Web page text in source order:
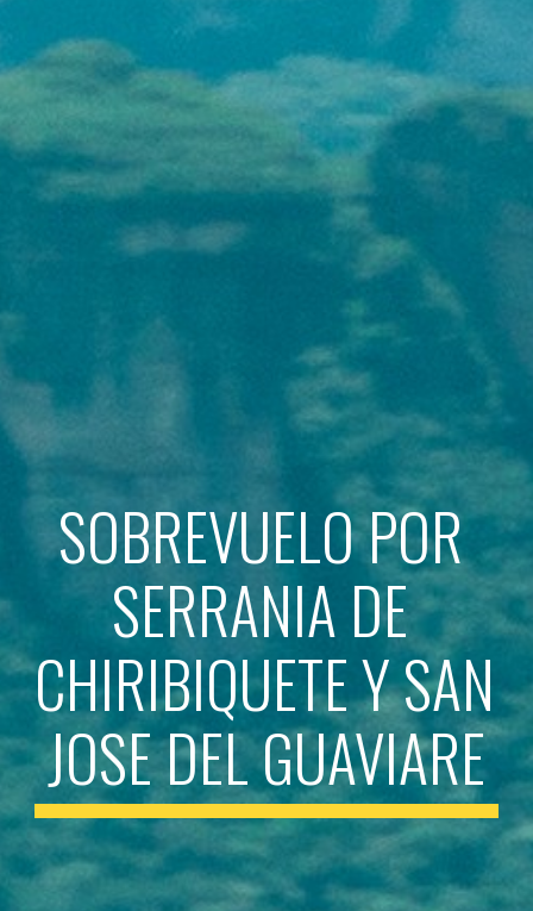
SOBREVUELO POR
SERRANIA DE
CHIRIBIQUETE Y SAN
JOSE DEL GUAVIARE